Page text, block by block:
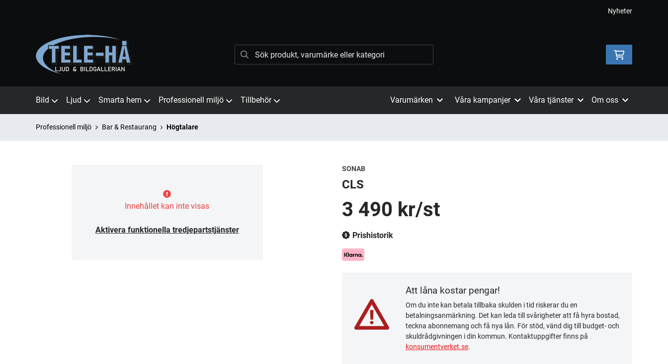
Nyheter
Bild Ljud Smarta hem Professionell miljö Tillbehör Varumärken Våra kampanjer Våra tjänster Om oss
Professionell miljö Bar & Restaurang Högtalare
Innehållet kan inte visas
Aktivera funktionella tredjepartstjänster
SONAB
CLS
3 490 kr/st
Prishistorik
Att låna kostar pengar!
Om du inte kan betala tillbaka skulden i tid riskerar du en
betalningsanmärkning. Det kan leda till svårigheter att få hyra bostad,
teckna abonnemang och få nya lån. För stöd, vänd dig till budget- och
skuldrådgivningen i din kommun. Kontaktuppgifter finns på
konsumentverket.se.